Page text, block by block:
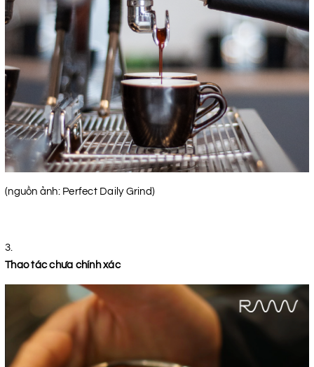
(nguồn ảnh: Perfect Daily Grind)
Thao tác chưa chính xác